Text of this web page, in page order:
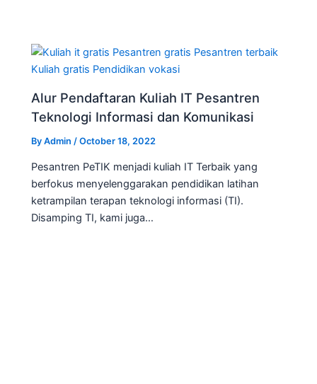
Alur Pendaftaran Kuliah IT Pesantren
Teknologi Informasi dan Komunikasi
ByAdmin /October 18, 2022
Pesantren PeTIK menjadi kuliah IT Terbaik yang
berfokus menyelenggarakan pendidikan latihan
ketrampilan terapan teknologi informasi (TI).
Disamping TI, kami juga…